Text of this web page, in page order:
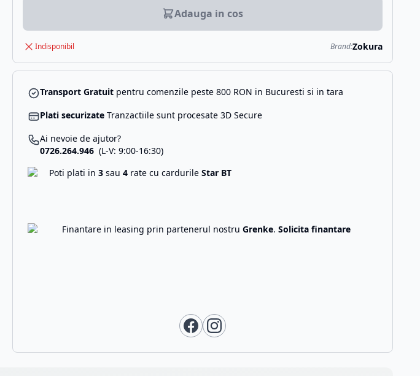
Adauga in cos
Indisponibil Brand:Zokura
Transport Gratuit pentru comenzile peste 800 RON in Bucuresti si in tara
Plati securizate Tranzactiile sunt procesate 3D Secure
Ai nevoie de ajutor?
0726.264.946 (L-V: 9:00-16:30)
Poti plati in 3 sau 4 rate cu cardurile Star BT
Finantare in leasing prin partenerul nostru Grenke. Solicita finantare